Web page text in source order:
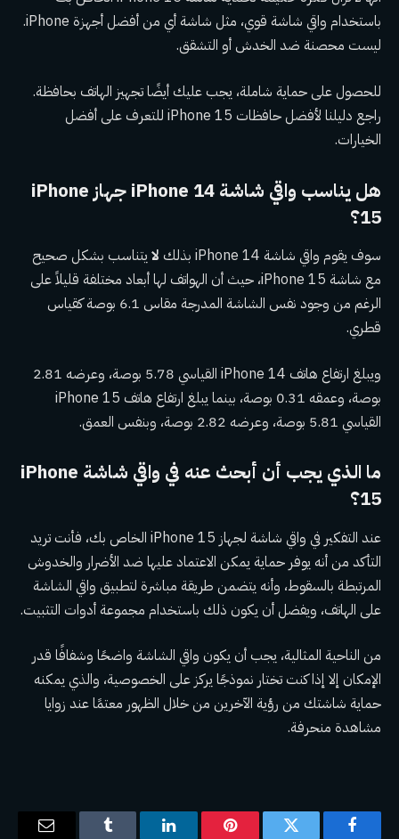
باستخدام واقي شاشة قوي، مثل شاشة أي من أفضل أجهزة iPhone.
ليست محصنة ضد الخدش أو التشقق.
للحصول على حماية شاملة، يجب عليك أيضًا تجهيز الهاتف بحافظة.
راجع دليلنا لأفضل حافظات iPhone 15 للتعرف على أفضل
الخيارات.
هل يناسب واقي شاشة iPhone 14 جهاز iPhone
15؟
سوف يقوم واقي شاشة iPhone 14 بذلك لا يتناسب بشكل صحيح
مع شاشة iPhone 15، حيث أن الهواتف لها أبعاد مختلفة قليلاً على
الرغم من وجود نفس الشاشة المدرجة مقاس 6.1 بوصة كقياس
قطري.
ويبلغ ارتفاع هاتف iPhone 14 القياسي 5.78 بوصة، وعرضه 2.81
بوصة، وعمقه 0.31 بوصة، بينما يبلغ ارتفاع هاتف iPhone 15
القياسي 5.81 بوصة، وعرضه 2.82 بوصة، وبنفس العمق.
ما الذي يجب أن أبحث عنه في واقي شاشة iPhone
15؟
عند التفكير في واقي شاشة لجهاز iPhone 15 الخاص بك، فأنت تريد
التأكد من أنه يوفر حماية يمكن الاعتماد عليها ضد الأضرار والخدوش
المرتبطة بالسقوط، وأنه يتضمن طريقة مباشرة لتطبيق واقي الشاشة
على الهاتف، ويفضل أن يكون ذلك باستخدام مجموعة أدوات التثبيت.
من الناحية المثالية، يجب أن يكون واقي الشاشة واضحًا وشفافًا قدر
الإمكان إلا إذا كنت تختار نموذجًا يركز على الخصوصية، والذي يمكنه
حماية شاشتك من رؤية الآخرين من خلال الظهور معتمًا عند زوايا
مشاهدة منحرفة.